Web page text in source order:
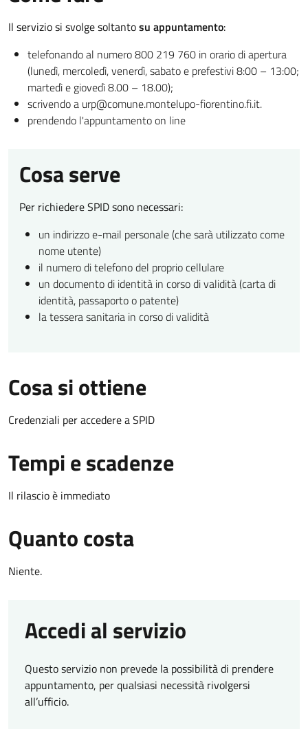
Il servizio si svolge soltantosu appuntamento:
telefonando al numero 800 219 760 in orario di apertura
(lunedì, mercoledì, venerdì, sabato e prefestivi 8:00 – 13:00;
martedì e giovedì 8.00 – 18.00);
scrivendo a urp@comune.montelupo-fiorentino.fi.it.
prendendo l'appuntamento on line
Cosa serve
Per richiedere SPID sono necessari:
un indirizzo e-mail personale (che sarà utilizzato come
nome utente)
il numero di telefono del proprio cellulare
un documento di identità in corso di validità (carta di
identità, passaporto o patente)
la tessera sanitaria in corso di validità
Cosa si ottiene
Credenziali per accedere a SPID
Tempi e scadenze
Il rilascio è immediato
Quanto costa
Niente.
Accedi al servizio
Questo servizio non prevede la possibilità di prendere
appuntamento, per qualsiasi necessità rivolgersi
all’ufficio.